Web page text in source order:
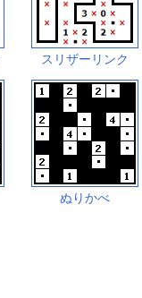
スリザーリンク
ぬりかべ